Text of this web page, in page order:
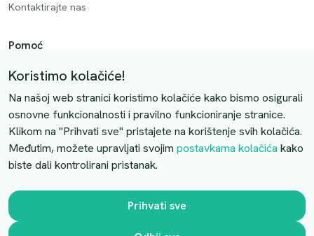
Kontaktirajte nas
Pomoć
Način plaćanja
Dostava
Povrati i otkazivanje
Uslovi kupovine
Kontaktirajte nas
Slobodno nas kontaktirajte putem e-maila:
luprivpharm@luprivpharm.com
Koristimo kolačiće!
Na našoj web stranici koristimo kolačiće kako bismo osigurali
osnovne funkcionalnosti i pravilno funkcioniranje stranice.
Klikom na "Prihvati sve" pristajete na korištenje svih kolačića.
Međutim, možete upravljati svojim postavkama kolačića kako
biste dali kontrolirani pristanak.
Prihvati sve